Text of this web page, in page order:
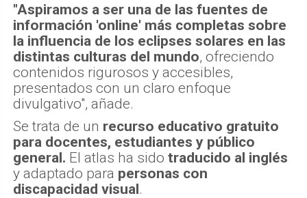
"Aspiramos a ser una de las fuentes de
información 'online' más completas sobre
la influencia de los eclipses solares en las
distintas culturas del mundo, ofreciendo
contenidos rigurosos y accesibles,
presentados con un claro enfoque
divulgativo", añade.
Se trata de un recurso educativo gratuito
para docentes, estudiantes y público
general. El atlas ha sido traducido al inglés
y adaptado para personas con
discapacidad visual.